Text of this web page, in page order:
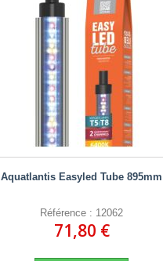
Aquatlantis Easyled Tube 895mm
Référence : 12062
71,80 €